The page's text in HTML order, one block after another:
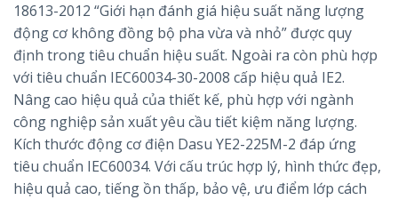
18613-2012 “Giới hạn đánh giá hiệu suất năng lượng
động cơ không đồng bộ pha vừa và nhỏ” được quy
định trong tiêu chuẩn hiệu suất. Ngoài ra còn phù hợp
với tiêu chuẩn IEC60034-30-2008 cấp hiệu quả IE2.
Nâng cao hiệu quả của thiết kế, phù hợp với ngành
công nghiệp sản xuất yêu cầu tiết kiệm năng lượng.
Kích thước động cơ điện Dasu YE2-225M-2 đáp ứng
tiêu chuẩn IEC60034. Với cấu trúc hợp lý, hình thức đẹp,
hiệu quả cao, tiếng ồn thấp, bảo vệ, ưu điểm lớp cách